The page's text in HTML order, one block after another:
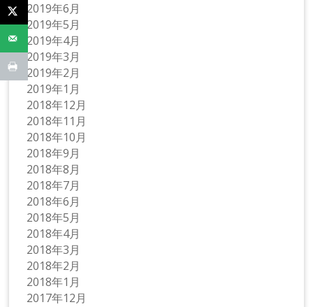
2019年6月
2019年5月
2019年4月
2019年3月
2019年2月
2019年1月
2018年12月
2018年11月
2018年10月
2018年9月
2018年8月
2018年7月
2018年6月
2018年5月
2018年4月
2018年3月
2018年2月
2018年1月
2017年12月